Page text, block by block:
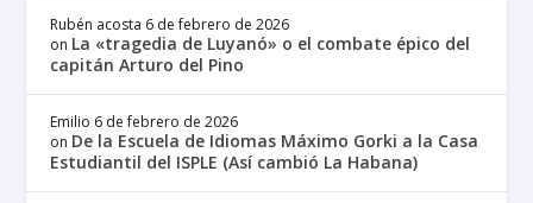
Rubén acosta 6 de febrero de 2026
on La «tragedia de Luyanó» o el combate épico del
capitán Arturo del Pino
Emilio 6 de febrero de 2026
on De la Escuela de Idiomas Máximo Gorki a la Casa
Estudiantil del ISPLE (Así cambió La Habana)